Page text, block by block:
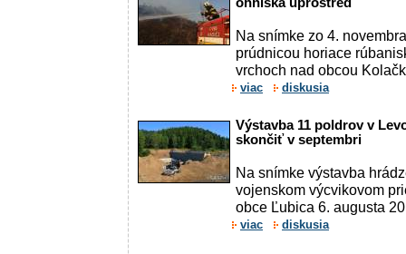
Na snímke zo 4.
prúdnicou horiace
vrchoch nad obcou
viac diskusia
Výstavba 11 poldrov v
skončiť v septembri
Na snímke výstavba
vojenskom výcvikovom
obce Ľubica 6. augusta
viac diskusia